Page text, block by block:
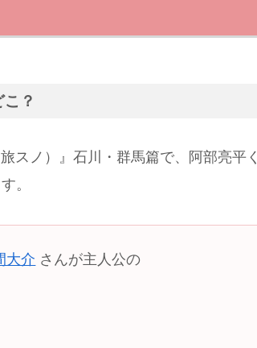
？
スノ）』石川・群馬篇で、阿部亮平く
。
大介 さんが主人公の